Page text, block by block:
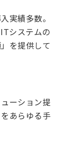
実績多数。
システムの
を提供して
ーション提
あらゆる手